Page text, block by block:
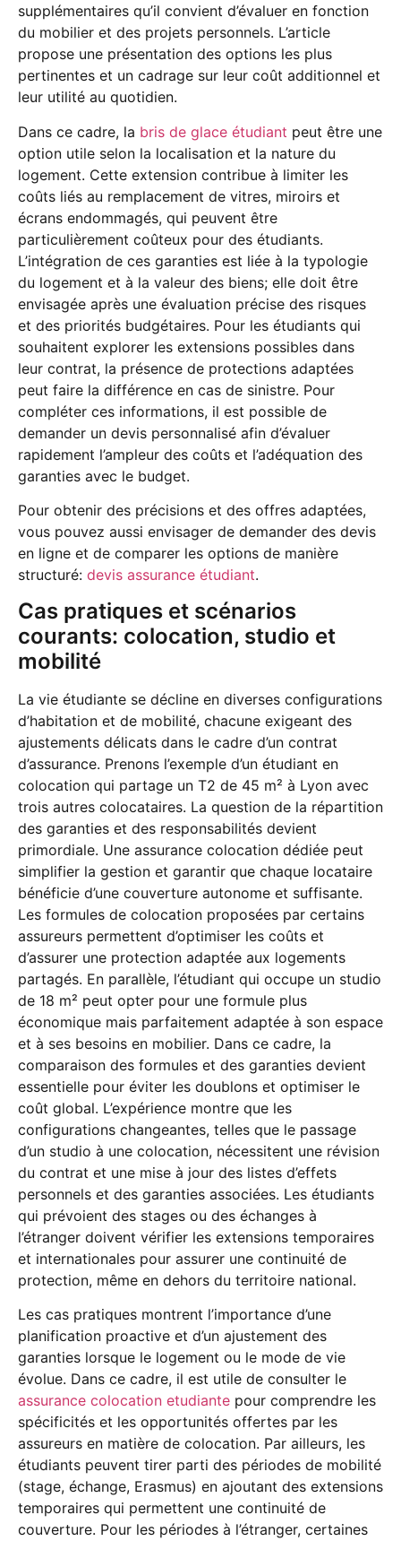
supplémentaires qu’il convient d’évaluer en fonction
du mobilier et des projets personnels. L’article
propose une présentation des options les plus
pertinentes et un cadrage sur leur coût additionnel et
leur utilité au quotidien.
Dans ce cadre, la bris de glace étudiant peut être une
option utile selon la localisation et la nature du
logement. Cette extension contribue à limiter les
coûts liés au remplacement de vitres, miroirs et
écrans endommagés, qui peuvent être
particulièrement coûteux pour des étudiants.
L’intégration de ces garanties est liée à la typologie
du logement et à la valeur des biens; elle doit être
envisagée après une évaluation précise des risques
et des priorités budgétaires. Pour les étudiants qui
souhaitent explorer les extensions possibles dans
leur contrat, la présence de protections adaptées
peut faire la différence en cas de sinistre. Pour
compléter ces informations, il est possible de
demander un devis personnalisé afin d’évaluer
rapidement l’ampleur des coûts et l’adéquation des
garanties avec le budget.
Pour obtenir des précisions et des offres adaptées,
vous pouvez aussi envisager de demander des devis
en ligne et de comparer les options de manière
structuré: devis assurance étudiant.
Cas pratiques et scénarios
courants: colocation, studio et
mobilité
La vie étudiante se décline en diverses configurations
d’habitation et de mobilité, chacune exigeant des
ajustements délicats dans le cadre d’un contrat
d’assurance. Prenons l’exemple d’un étudiant en
colocation qui partage un T2 de 45 m² à Lyon avec
trois autres colocataires. La question de la répartition
des garanties et des responsabilités devient
primordiale. Une assurance colocation dédiée peut
simplifier la gestion et garantir que chaque locataire
bénéficie d’une couverture autonome et suffisante.
Les formules de colocation proposées par certains
assureurs permettent d’optimiser les coûts et
d’assurer une protection adaptée aux logements
partagés. En parallèle, l’étudiant qui occupe un studio
de 18 m² peut opter pour une formule plus
économique mais parfaitement adaptée à son espace
et à ses besoins en mobilier. Dans ce cadre, la
comparaison des formules et des garanties devient
essentielle pour éviter les doublons et optimiser le
coût global. L’expérience montre que les
configurations changeantes, telles que le passage
d’un studio à une colocation, nécessitent une révision
du contrat et une mise à jour des listes d’effets
personnels et des garanties associées. Les étudiants
qui prévoient des stages ou des échanges à
l’étranger doivent vérifier les extensions temporaires
et internationales pour assurer une continuité de
protection, même en dehors du territoire national.
Les cas pratiques montrent l’importance d’une
planification proactive et d’un ajustement des
garanties lorsque le logement ou le mode de vie
évolue. Dans ce cadre, il est utile de consulter le
assurance colocation etudiante pour comprendre les
spécificités et les opportunités offertes par les
assureurs en matière de colocation. Par ailleurs, les
étudiants peuvent tirer parti des périodes de mobilité
(stage, échange, Erasmus) en ajoutant des extensions
temporaires qui permettent une continuité de
couverture. Pour les périodes à l’étranger, certaines